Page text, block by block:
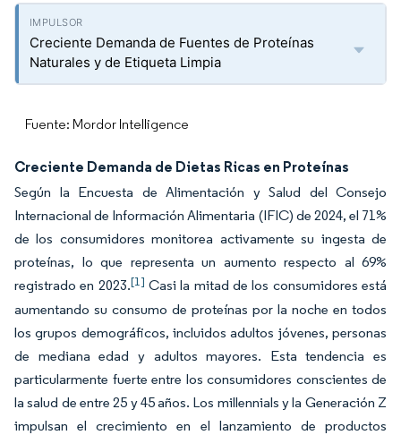
Creciente Demanda de Fuentes de Proteínas
Naturales y de Etiqueta Limpia
Fuente: Mordor Intelligence
Creciente Demanda de Dietas Ricas en Proteínas
Según la Encuesta de Alimentación y Salud del Consejo
Internacional de Información Alimentaria (IFIC) de 2024, el 71%
de los consumidores monitorea activamente su ingesta de
proteínas, lo que representa un aumento respecto al 69%
registrado en 2023.[1] Casi la mitad de los consumidores está
aumentando su consumo de proteínas por la noche en todos
los grupos demográficos, incluidos adultos jóvenes, personas
de mediana edad y adultos mayores. Esta tendencia es
particularmente fuerte entre los consumidores conscientes de
la salud de entre 25 y 45 años. Los millennials y la Generación Z
impulsan el crecimiento en el lanzamiento de productos